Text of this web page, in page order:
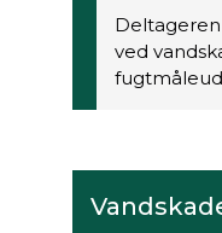
ved